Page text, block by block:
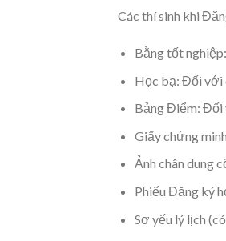
Các thí sinh khi
Bằng tốt
Học bạ: Đối với
Bảng Điểm: Đối
Giấy chứng
Ảnh chân dung
Phiếu Đăng ký
Sơ yếu lý lịch